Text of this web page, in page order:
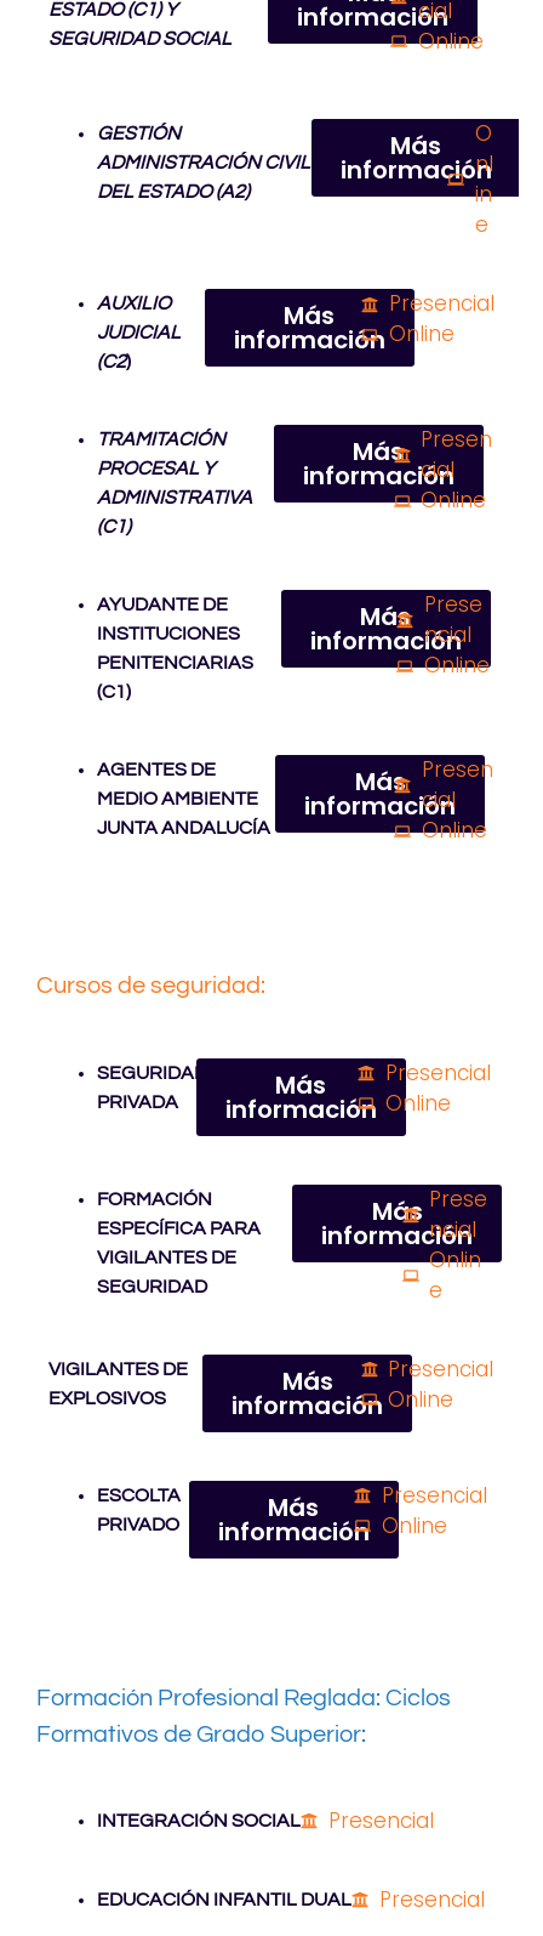
ESTADO (C1) Y
SEGURIDAD SOCIAL
información
cial
Online
GESTIÓN
ADMINISTRACIÓN CIVIL
DEL ESTADO (A2)
Más
información
O
nl
in
e
AUXILIO
JUDICIAL
(C2)
Más
información
Presencial
Online
TRAMITACIÓN
PROCESAL Y
ADMINISTRATIVA
(C1)
Más
información
Presen
cial
Online
AYUDANTE DE
INSTITUCIONES
PENITENCIARIAS
(C1)
Más
información
Prese
ncial
Online
AGENTES DE
MEDIO AMBIENTE
JUNTA ANDALUCÍA
Más
información
Presen
cial
Online
Cursos de seguridad:
SEGURIDAD
PRIVADA
Más
información
Presencial
Online
FORMACIÓN
ESPECÍFICA PARA
VIGILANTES DE
SEGURIDAD
Más
información
Prese
ncial
Onlin
e
VIGILANTES DE
EXPLOSIVOS
Más
información
Presencial
Online
ESCOLTA
PRIVADO
Más
información
Presencial
Online
Formación Profesional Reglada: Ciclos
Formativos de Grado Superior:
INTEGRACIÓN SOCIAL Presencial
EDUCACIÓN INFANTIL DUAL Presencial